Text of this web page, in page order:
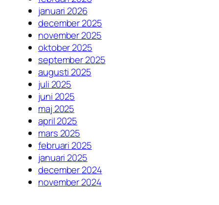
januari 2026
december 2025
november 2025
oktober 2025
september 2025
augusti 2025
juli 2025
juni 2025
maj 2025
april 2025
mars 2025
februari 2025
januari 2025
december 2024
november 2024